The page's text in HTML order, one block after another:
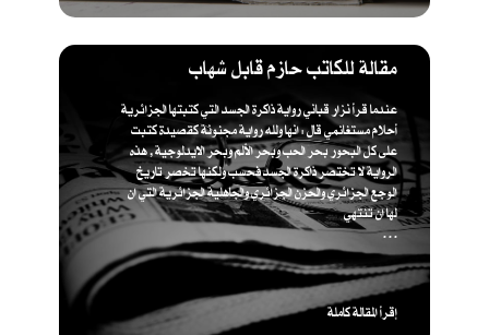
مقالة للكاتب حازم قابل شهاب
عندما قرأ نزار قباني رواية ذاكرة الجسد التي كتبتها الجزائرية
أحلام مستغانمي قال : انها ولله رواية مجنونة كقصيدة كتبت
على كل البحور بحر الحب وبحر الألم وبحر الايدلوجية , هذه
الرواية لا تختصر ذاكرة الجسد فحسب ولكنها تخصر تاريخ
الوجع الجزائري والحزن الجزائري والجاهلية الجزائرية التي ان
لها ان تنتهي
. . .
إقرأ المقالة كاملة